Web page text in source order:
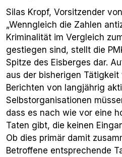
Silas Kropf, Vorsitzender
„Wenngleich die Zahlen
Kriminalität im Vergleich
gestiegen sind, stellt die
Spitze des Eisberges dar.
aus der bisherigen Tätigkeit
Berichten von langjährig
Selbstorganisationen
dass es nach wie vor eine
Taten gibt, die keinen
Ob dies primär damit
Betroffene entsprechende